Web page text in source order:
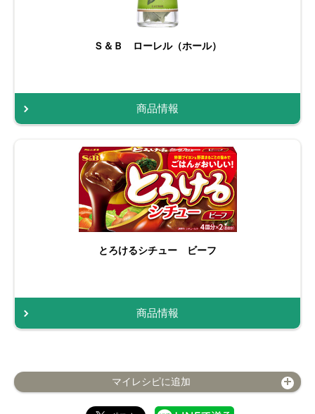
Ｓ＆Ｂ ローレル（ホール）
商品情報
とろけるシチュー ビーフ
商品情報
マイレシピに追加